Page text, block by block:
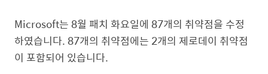
Microsoft는8월 패치 화요일에 87개의 취약점을 수정
하였습니다. 87개의 취약점에는 2개의 제로데이 취약점
이 포함되어 있습니다.